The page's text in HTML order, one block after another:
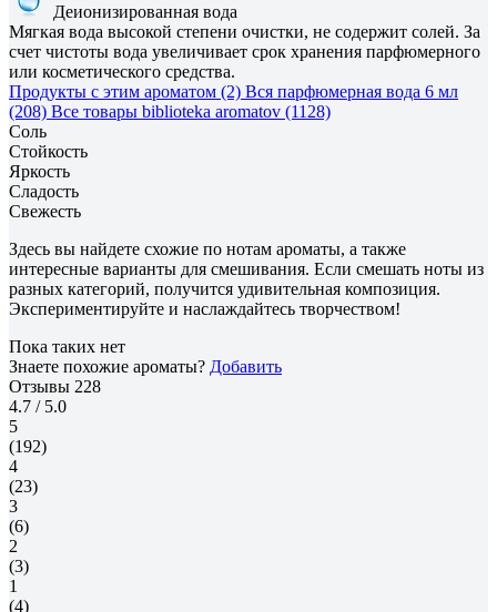
Деионизированная вода
Мягкая вода высокой степени очистки, не содержит солей. За
счет чистоты вода увеличивает срок хранения парфюмерного
или косметического средства.
Продукты с этим ароматом (2) Вся парфюмерная вода 6 мл
(208) Все товары biblioteka aromatov (1128)
Соль
Стойкость
Яркость
Сладость
Свежесть
Здесь вы найдете схожие по нотам ароматы, а также
интересные варианты для смешивания. Если смешать ноты из
разных категорий, получится удивительная композиция.
Экспериментируйте и наслаждайтесь творчеством!
Пока таких нет
Знаете похожие ароматы? Добавить
Отзывы 228
4.7 / 5.0
5
(192)
4
(23)
3
(6)
2
(3)
1
(4)